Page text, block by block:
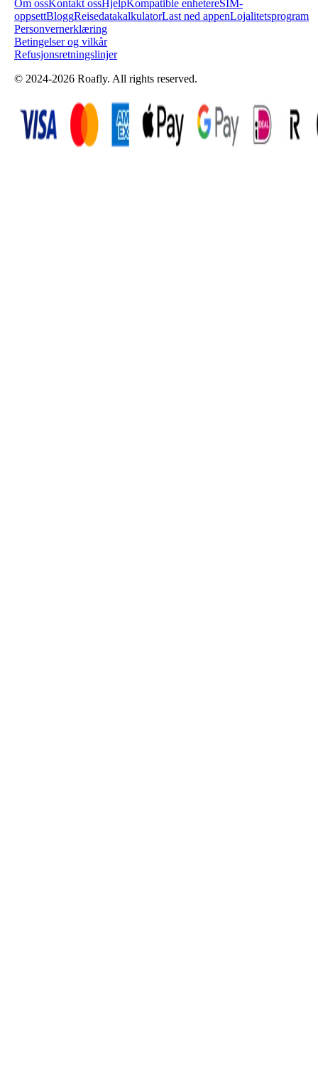
Om ossKontakt ossHjelpKompatible enhetereSIM-
oppsettBloggReisedatakalkulatorLast ned appenLojalitetsprogram
Personvernerklæring
Betingelser og vilkår
Refusjonsretningslinjer
© 2024-2026 Roafly. All rights reserved.